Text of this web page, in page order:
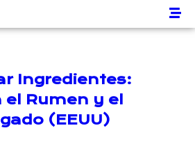
Ingredientes:
el Rumen y el
(EEUU)